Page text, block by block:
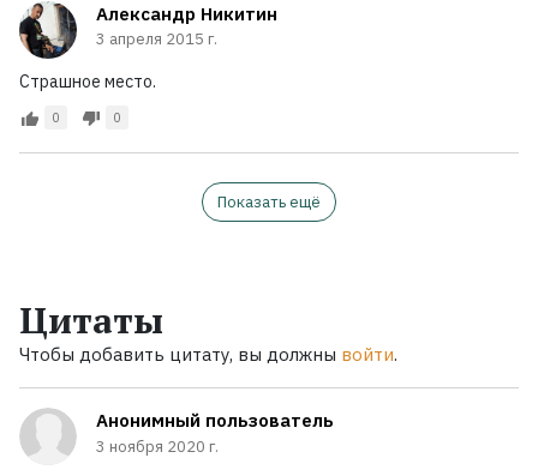
Александр Никитин
3 апреля 2015 г.
Страшное место.
0 0
Показать ещё
Цитаты
Чтобы добавить цитату, вы должны войти.
Анонимный пользователь
3 ноября 2020 г.